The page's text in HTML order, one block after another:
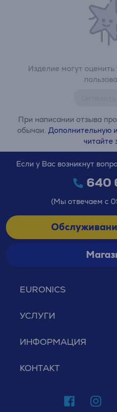
Изделие могут оценить
При написании отзыва
обычаи. Дополнительную
читайте
EURONICS
УСЛУГИ
ИНФОРМАЦИЯ
КОНТАКТ
Если у Вас возникнут
640
(Мы отвечаем с